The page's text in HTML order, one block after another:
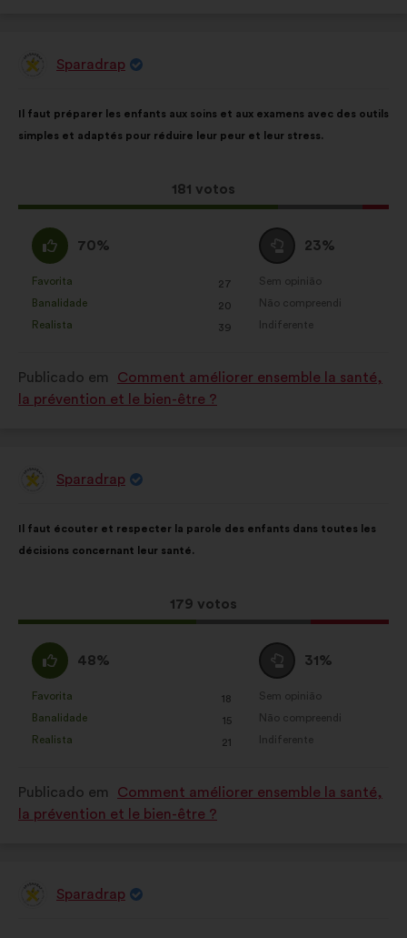
PropostaSparadrap
da
proposta:
Il faut préparer les enfants aux soins et aux examens avec des outils
simples et adaptés pour réduire leur peur et leur stress.
Esta
proposta
181 votos
repartição
é
Concordo
:
70%
em:
Favorita
: 27
vezes
Banalidade
: 20
vezes
Realista
: 39
vezes
Voto
neutro
:
23%
em:
Sem opinião
:vezes
Não compreendi
:vezes
Indiferente
:vezes
Publicado em
Comment améliorer ensemble la santé,
la prévention et le bien-être ?
PropostaSparadrap
da
proposta:
Il faut écouter et respecter la parole des enfants dans toutes les
décisions concernant leur santé.
Esta
proposta
179 votos
repartição
é
Concordo
:
48%
em:
Favorita
: 18
vezes
Banalidade
: 15
vezes
Realista
: 21
vezes
Voto
neutro
:
31%
em:
Sem opinião
:vezes
Não compreendi
:vezes
Indiferente
:vezes
Publicado em
Comment améliorer ensemble la santé,
la prévention et le bien-être ?
PropostaSparadrap